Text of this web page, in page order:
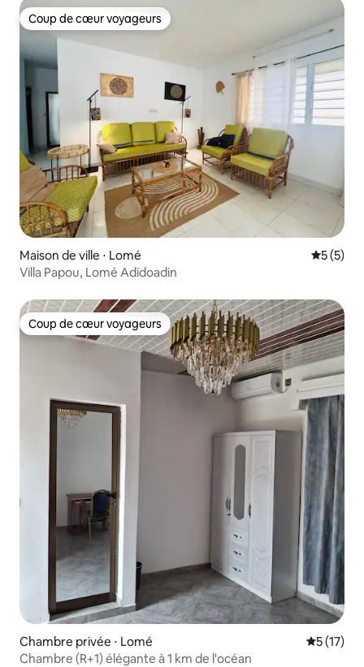
Coup de cœur voyageurs
Coup de cœur voyageurs
Maison de ville ⋅ Lomé
5 (5)
Villa Papou, Lomé Adidoadin
Coup de cœur voyageurs
Coup de cœur voyageurs
Chambre privée ⋅ Lomé
5 (17)
Chambre (R+1) élégante à 1 km de l'océan